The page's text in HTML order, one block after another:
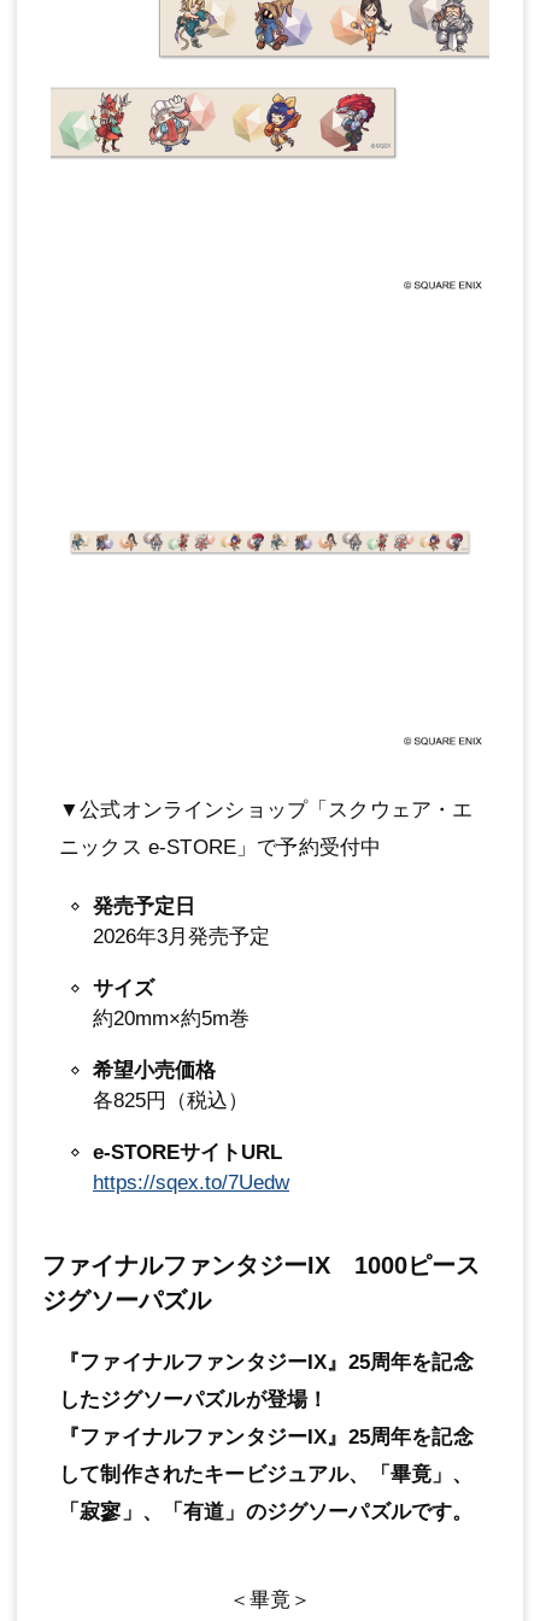
▼公式オンラインショップ「スクウェア・エ
ニックス e-STORE」で予約受付中
発売予定日
2026年3月発売予定
サイズ
約20mm×約5m巻
希望小売価格
各825円（税込）
e-STOREサイトURL
https://sqex.to/7Uedw
ファイナルファンタジーIX 1000ピース
ジグソーパズル
『ファイナルファンタジーIX』25周年を記念
したジグソーパズルが登場！
『ファイナルファンタジーIX』25周年を記念
して制作されたキービジュアル、「畢竟」、
「寂寥」、「有道」のジグソーパズルです。
＜畢竟＞